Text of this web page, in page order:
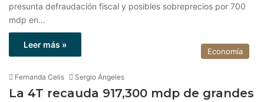
presunta defraudación fiscal y posibles sobreprecios por 700
mdp en…
Leer más »
Economía
Fernanda Celis Sergio Ángeles
La 4T recauda 917,300 mdp de grandes